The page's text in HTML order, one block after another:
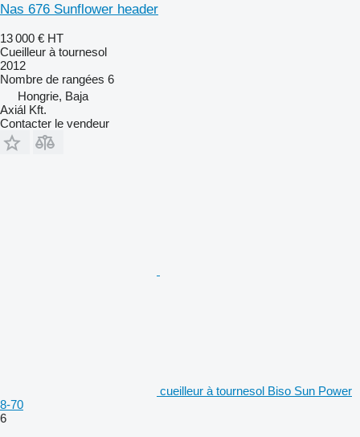
Nas 676 Sunflower header
13 000 € HT
Cueilleur à tournesol
2012
Nombre de rangées 6
Hongrie, Baja
Axiál Kft.
Contacter le vendeur
cueilleur à tournesol Biso Sun Power
8-70
6